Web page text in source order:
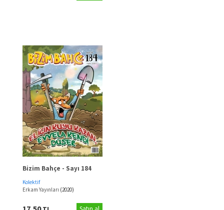
Bizim Bahçe - Sayı 184
Kolektif
Erkam Yayınları (2020)